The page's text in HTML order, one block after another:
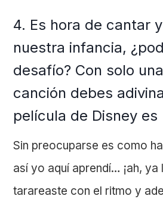
4. Es hora de cantar
nuestra infancia,
desafío? Con solo
canción debes
película de Disney es
Sin preocuparse es como
así yo aquí aprendí… ¡ah, ya
tarareaste con el ritmo y